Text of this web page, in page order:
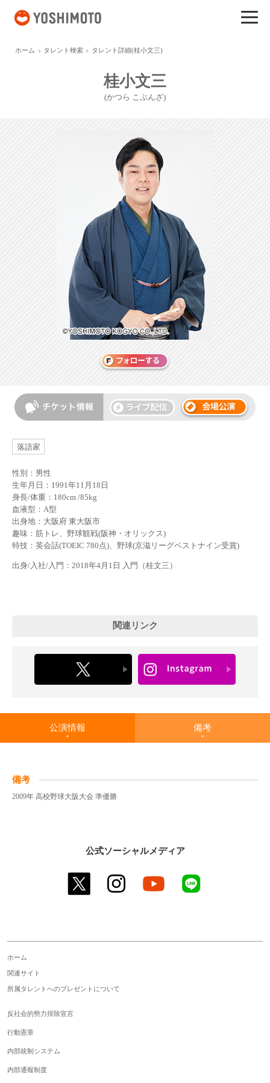
ホーム タレント検索 タレント詳細(桂小文三)
桂小文三
(かつら こぶんざ)
落語家
性別：男性
生年月日：1991年11月18日
身長/体重：180cm /85kg
血液型：A型
出身地：大阪府 東大阪市
趣味：筋トレ、野球観戦(阪神・オリックス)
特技：英会話(TOEIC 780点)、野球(京滋リーグベストナイン受賞)
出身/入社/入門：2018年4月1日 入門（桂文三）
関連リンク
公演情報 備考
備考
2009年 高校野球大阪大会 準優勝
公式ソーシャルメディア
twitter instagram youtube
ホーム
関連サイト
所属タレントへのプレゼントについて
反社会的勢力排除宣言
行動憲章
内部統制システム
内部通報制度